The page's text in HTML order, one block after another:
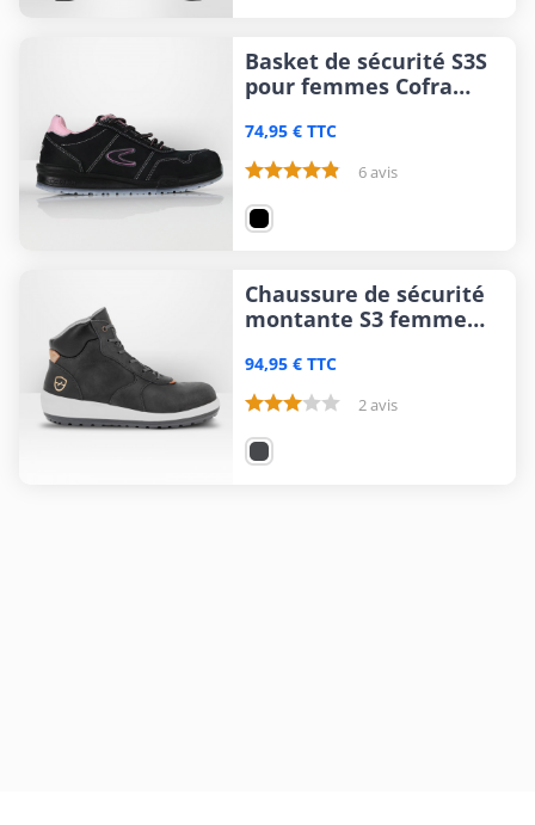
Basket de sécurité S3S
pour femmes Cofra
74,95 € TTC
6 avis
Chaussure de sécurité
montante S3 femme
94,95 € TTC
2 avis